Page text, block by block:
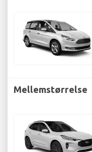
Mellemstørrelse